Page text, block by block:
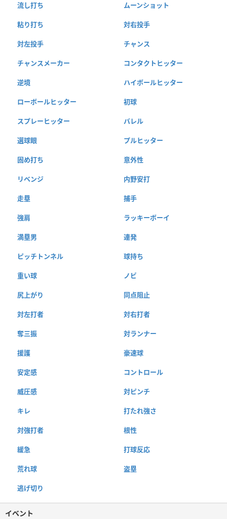
流し打ち ムーンショット
粘り打ち 対右投手
対左投手 チャンス
チャンスメーカー コンタクトヒッター
逆境 ハイボールヒッター
ローボールヒッター 初球
スプレーヒッター バレル
選球眼 プルヒッター
固め打ち 意外性
リベンジ 内野安打
走塁 捕手
強肩 ラッキーボーイ
満塁男 連発
ピッチトンネル 球持ち
重い球 ノビ
尻上がり 同点阻止
対左打者 対右打者
奪三振 対ランナー
援護 豪速球
安定感 コントロール
威圧感 対ピンチ
キレ 打たれ強さ
対強打者 根性
緩急 打球反応
荒れ球 盗塁
逃げ切り
イベント